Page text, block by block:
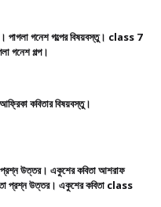
পাগলা গনেশ গল্পের বিষয়বস্তু। class 7
গনেশ গল্প।
কবিতার বিষয়বস্তু।
উত্তর। একুশের কবিতা আশরাফ
প্রশ্ন উত্তর। একুশের কবিতা class